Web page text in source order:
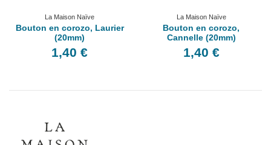
La Maison Naïve
Bouton en corozo, Laurier
(20mm)
1,40 €
La Maison Naïve
Bouton en corozo,
Cannelle (20mm)
1,40 €